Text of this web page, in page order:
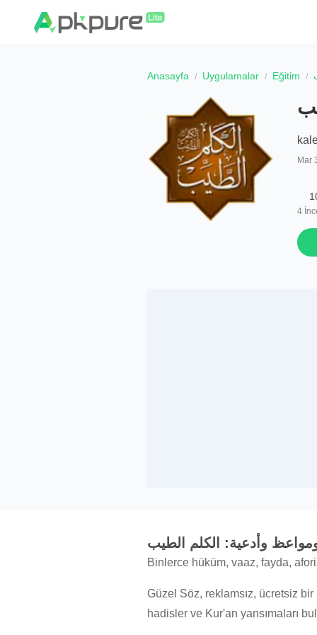
Anasayfa Uygulamalar Eğitim
Mar
4
Binlerce hüküm, vaaz, fayda,
Güzel Söz, reklamsız, ücretsiz
hadisler ve Kur'an yansımaları